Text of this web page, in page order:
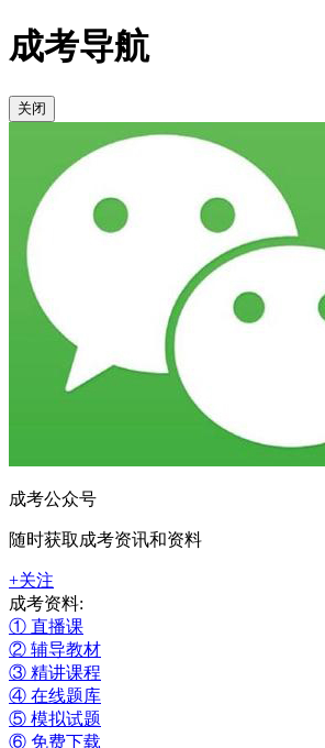
成考导航
关闭
成考公众号
随时获取成考资讯和资料
+关注
成考资料:
① 直播课
② 辅导教材
③ 精讲课程
④ 在线题库
⑤ 模拟试题
⑥ 免费下载